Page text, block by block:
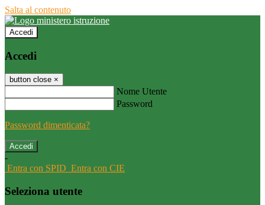
Salta al contenuto
Accedi
Accedi
button close ×
Nome Utente
Password
Password dimenticata?
-
Entra con SPID Entra con CIE
Seleziona utente